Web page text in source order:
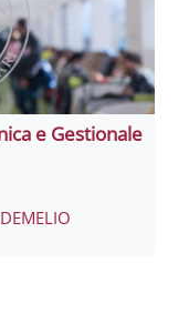
e Gestionale